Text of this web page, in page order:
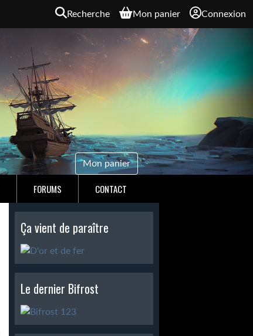
Recherche Mon panier Connexion
Mon panier
FORUMS CONTACT
Ça vient de paraître
Le dernier Bifrost